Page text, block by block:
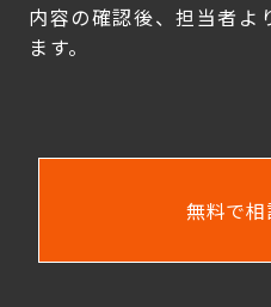
内容の確認後、担当者よ
ます。
無料で相